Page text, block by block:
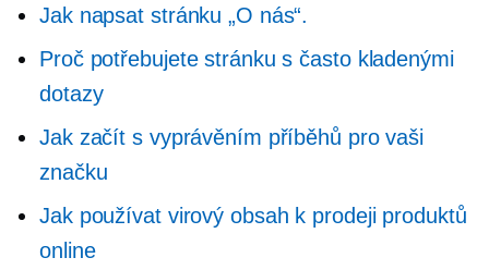
Jak napsat stránku „O nás“.
Proč potřebujete stránku s často kladenými
dotazy
Jak začít s vyprávěním příběhů pro vaši
značku
Jak používat virový obsah k prodeji produktů
online